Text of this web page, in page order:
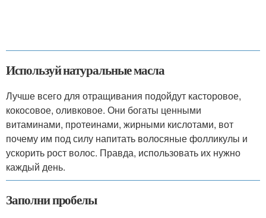
Используй натуральные масла
Лучше всего для отращивания подойдут касторовое,
кокосовое, оливковое. Они богаты ценными
витаминами, протеинами, жирными кислотами, вот
почему им под силу напитать волосяные фолликулы и
ускорить рост волос. Правда, использовать их нужно
каждый день.
Заполни пробелы